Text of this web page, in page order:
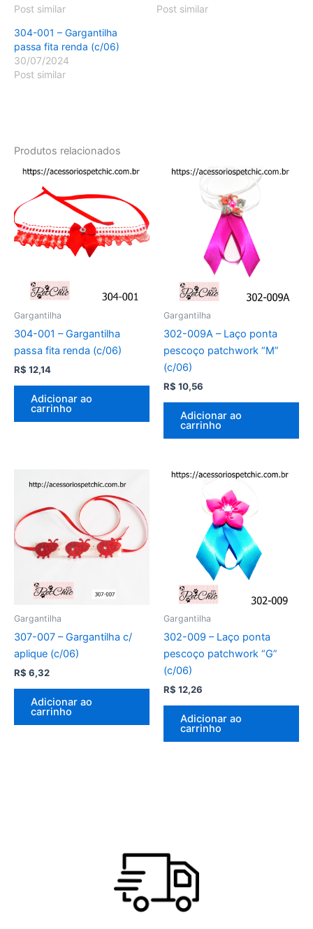
Post similar
Post similar
304-001 – Gargantilha
passa fita renda (c/06)
30/07/2024
Post similar
Produtos relacionados
Gargantilha
304-001 – Gargantilha
passa fita renda (c/06)
R$ 12,14
Adicionar ao
carrinho
Gargantilha
302-009A – Laço ponta
pescoço patchwork “M”
(c/06)
R$ 10,56
Adicionar ao
carrinho
Gargantilha
307-007 – Gargantilha c/
aplique (c/06)
R$ 6,32
Adicionar ao
carrinho
Gargantilha
302-009 – Laço ponta
pescoço patchwork “G”
(c/06)
R$ 12,26
Adicionar ao
carrinho